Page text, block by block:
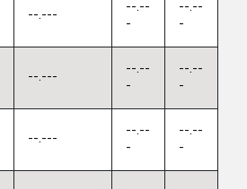
--.---
--.--
-
--.--
-
--.---
--.--
-
--.--
-
--.---
--.--
-
--.--
-